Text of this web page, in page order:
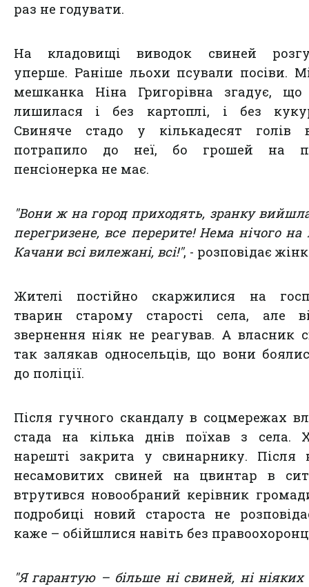
раз не годувати.
На кладовищі виводок свиней
уперше. Раніше льохи псували посіви.
мешканка Ніна Григорівна згадує, що
лишилася і без картоплі, і без
Свиняче стадо у кількадесят голів
потрапило до неї, бо грошей на
пенсіонерка не має.
"Вони ж на город приходять, зранку
перегризене, все перерите! Нема нічого на
Качани всі вилежані, всі!", - розповідає
Жителі постійно скаржилися на
тварин старому старості села, але
звернення ніяк не реагував. А власник
так залякав односельців, що вони
до поліції.
Після гучного скандалу в соцмережах
стада на кілька днів поїхав з села.
нарешті закрита у свинарнику. Після
несамовитих свиней на цвинтар в
втрутився новообраний керівник
подробиці новий староста не
каже – обійшлися навіть без
"Я гарантую – більше ні свиней, ні ніяких